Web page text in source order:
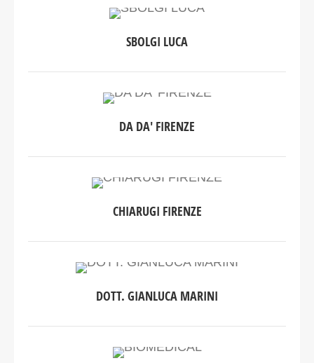
SBOLGI LUCA
DA DA' FIRENZE
CHIARUGI FIRENZE
DOTT. GIANLUCA MARINI